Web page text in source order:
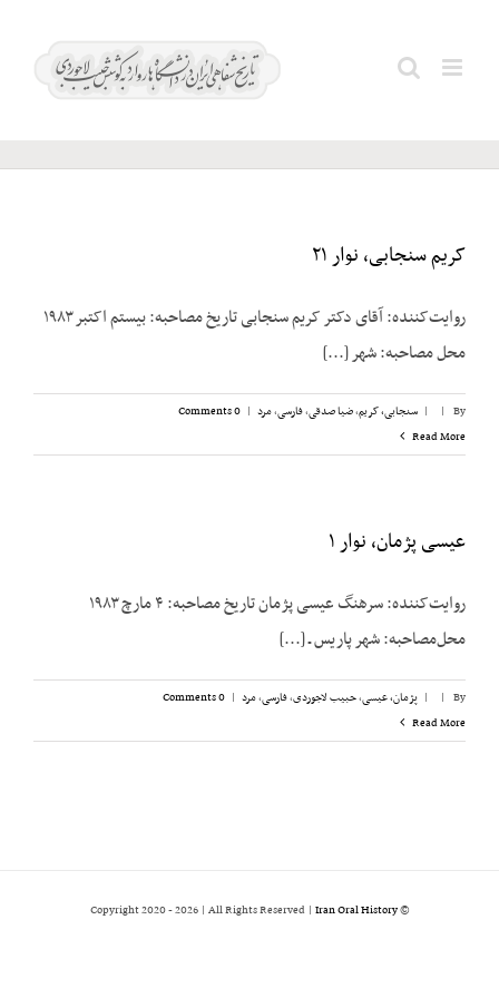
قاسم؛
کریم سنجابی، نوار ۲۱
روایت‌‌کننده: آقای دکتر کریم سنجابی تاریخ مصاحبه: بیستم اکتبر ۱۹۸۳
محل مصاحبه: شهر [...]
By
|
| سنجابی، کریم,ضیا صدقی,فارسی,مرد |
0 Comments
Read More
عیسی پژمان، نوار ۱
روایت‌کننده: سرهنگ عیسی پژمان تاریخ مصاحبه: ۴ مارچ ۱۹۸۳
محل‌مصاحبه: شهر پاریس ـ [...]
By
|
| پژمان، عیسی,حبیب لاجوردی,فارسی,مرد |
0 Comments
Read More
© Copyright 2020 -
2026 | All Rights Reserved | Iran Oral History